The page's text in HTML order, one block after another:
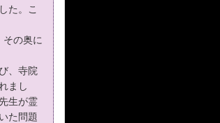
た。こ
その奥に
、寺院
まし
生が霊
た問題